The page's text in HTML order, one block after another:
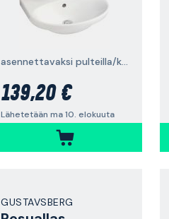
asennettavaksi pulteilla/kannakkeilla
139,20 €
Lähetetään ma 10. elokuuta
GUSTAVSBERG